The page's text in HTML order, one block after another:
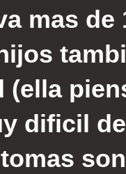
mas de
(ella
dificil